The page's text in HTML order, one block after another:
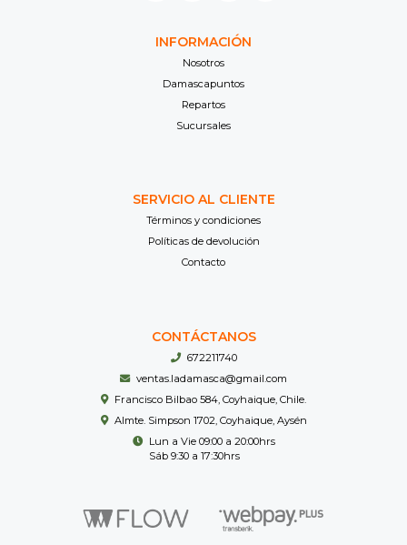
INFORMACIÓN
Nosotros
Damascapuntos
Repartos
Sucursales
SERVICIO AL CLIENTE
Términos y condiciones
Políticas de devolución
Contacto
CONTÁCTANOS
672211740
ventas.ladamasca@gmail.com
Francisco Bilbao 584, Coyhaique, Chile.
Almte. Simpson 1702, Coyhaique, Aysén
Lun a Vie 09:00 a 20:00hrs
Sáb 9:30 a 17:30hrs